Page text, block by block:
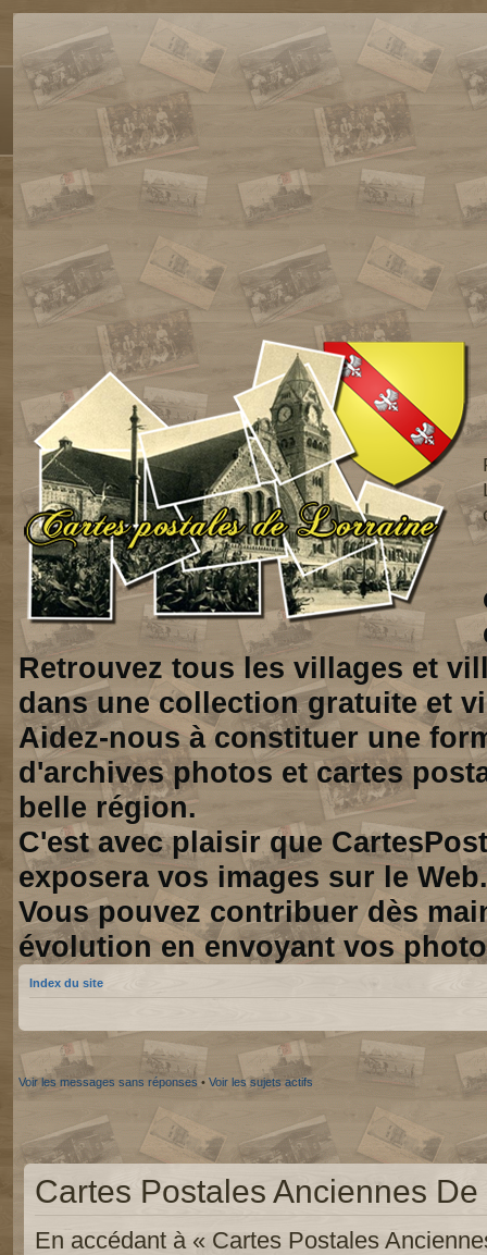
Retrouvez tous les villages et
dans une collection gratuite et
Aidez-nous à constituer une
d'archives photos et cartes
belle région.
C'est avec plaisir que
exposera vos images sur le Web.
Vous pouvez contribuer dès
évolution en envoyant vos
Index du site
Voir les messages sans réponses • Voir les sujets actifs
Cartes Postales Anciennes
En accédant à « Cartes Postales